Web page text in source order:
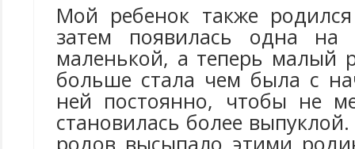
Мой ребенок также
затем появилась одна на
маленькой, а теперь малый
больше стала чем была с
ней постоянно, чтобы не
становилась более
родов высыпало этими